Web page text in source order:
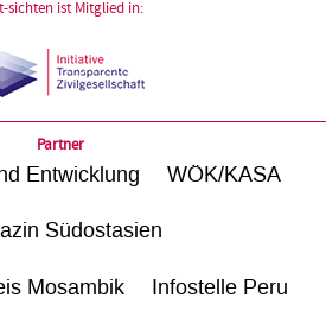
sichten ist Mitglied in:
Partner
Entwicklung WÖK/KASA
Südostasien
Mosambik Infostelle Peru